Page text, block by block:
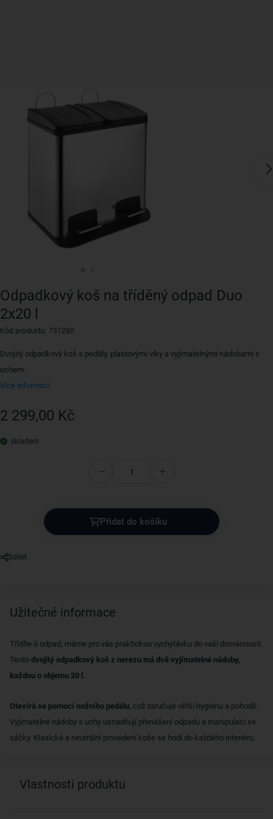
Odpadkový koš na tříděný odpad Duo
2x20 l
Kód produktu 731280
Dvojitý odpadkový koš s pedály, plastovými víky a vyjímatelnými nádobami s
uchem.
Více informací
2 299,00 Kč
skladem
Přidat do košíku
Sdílet
Užitečné informace
Třídíte-li odpad, máme pro vás praktickou vychytávku do vaší domácnosti.
Tento dvojitý odpadkový koš z nerezu má dvě vyjímatelné nádoby,
každou o objemu 20 l.
Otevírá se pomocí nožního pedálu, což zaručuje větší hygienu a pohodlí.
Vyjímatelné nádoby s uchy usnadňují přenášení odpadu a manipulaci se
sáčky. Klasické a neutrální provedení koše se hodí do každého interiéru.
Vlastnosti produktu